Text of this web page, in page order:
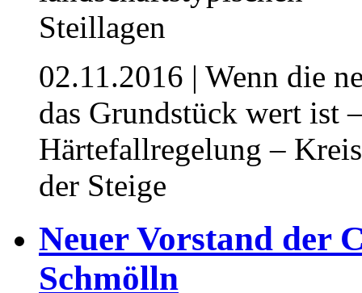
02.11.2016 | Wenn die
das Grundstück wert ist
Härtefallregelung –
der Steige
Neuer Vorstand der
Schmölln